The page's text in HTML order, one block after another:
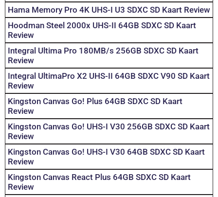
Hama Memory Pro 4K UHS-I U3 SDXC SD Kaart Review
Hoodman Steel 2000x UHS-II 64GB SDXC SD Kaart
Review
Integral Ultima Pro 180MB/s 256GB SDXC SD Kaart
Review
Integral UltimaPro X2 UHS-II 64GB SDXC V90 SD Kaart
Review
Kingston Canvas Go! Plus 64GB SDXC SD Kaart
Review
Kingston Canvas Go! UHS-I V30 256GB SDXC SD Kaart
Review
Kingston Canvas Go! UHS-I V30 64GB SDXC SD Kaart
Review
Kingston Canvas React Plus 64GB SDXC SD Kaart
Review